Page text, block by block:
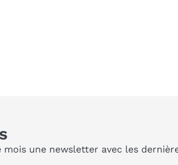
mois une newsletter avec les